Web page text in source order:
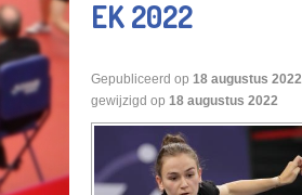
EK 2022
Gepubliceerd op 18 augustus 2022
gewijzigd op 18 augustus 2022